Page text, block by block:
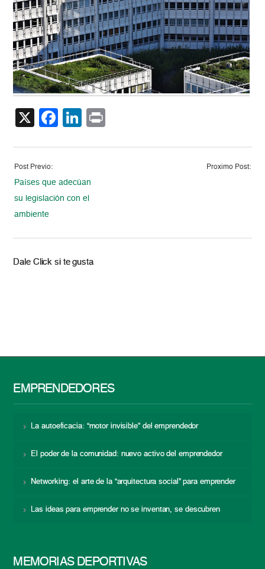
X Facebook
LinkedIn
Post Previo:
Países que adecúan
su legislación con el
ambiente
Proximo Post:
Dale Click si te gusta
EMPRENDEDORES
La autoeficacia: “motor invisible” del emprendedor
El poder de la comunidad: nuevo activo del emprendedor
Networking: el arte de la “arquitectura social” para emprender
Las ideas para emprender no se inventan, se descubren
MEMORIAS DEPORTIVAS